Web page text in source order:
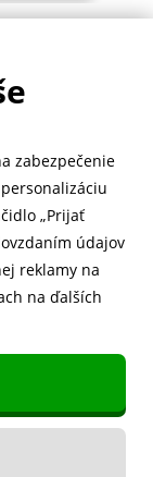
zabezpečenie
„Prijať
údajov
reklamy na
na ďalších